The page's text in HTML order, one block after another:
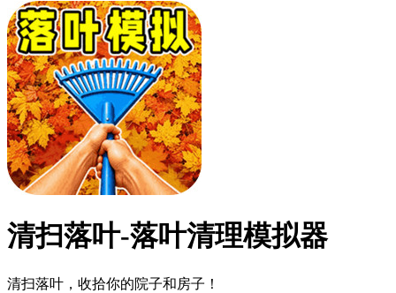
清扫落叶-落叶清理模拟器
清扫落叶，收拾你的院子和房子！